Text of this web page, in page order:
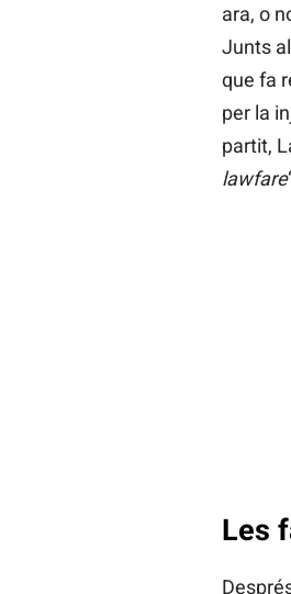
ara, o
Junts
que fa
per la
partit,
lawfare
Les